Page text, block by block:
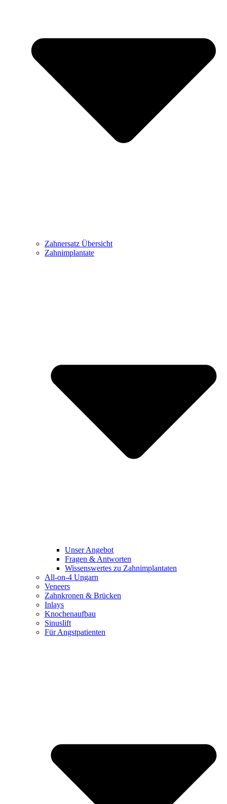
Zahnersatz Übersicht
Zahnimplantate
Unser Angebot
Fragen & Antworten
Wissenswertes zu Zahnimplantaten
All-on-4 Ungarn
Veneers
Zahnkronen & Brücken
Inlays
Knochenaufbau
Sinuslift
Für Angstpatienten